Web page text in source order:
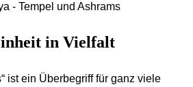
- Tempel und Ashrams
in Vielfalt
ist ein Überbegriff für ganz viele